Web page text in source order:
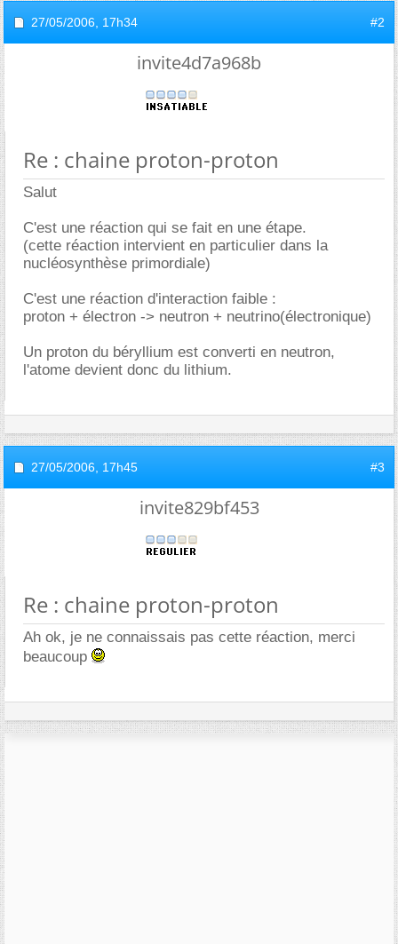
27/05/2006, 17h34 #2
invite4d7a968b
Re : chaine proton-proton
Salut
C'est une réaction qui se fait en une étape.
(cette réaction intervient en particulier dans la
nucléosynthèse primordiale)
C'est une réaction d'interaction faible :
proton + électron -> neutron + neutrino(électronique)
Un proton du béryllium est converti en neutron,
l'atome devient donc du lithium.
27/05/2006, 17h45 #3
invite829bf453
Re : chaine proton-proton
Ah ok, je ne connaissais pas cette réaction, merci
beaucoup